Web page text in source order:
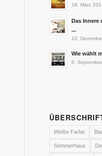
18. März
Das Innere
...
10.
Wie wählt
8.
Weiße Farbe
Sommerhaus